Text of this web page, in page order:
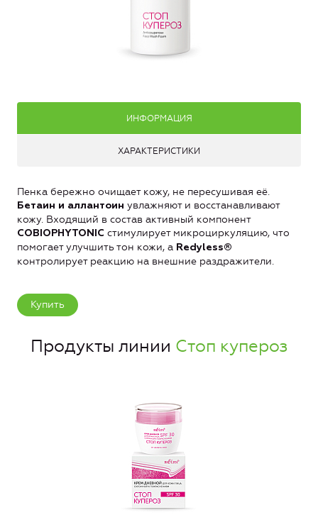
ИНФОРМАЦИЯ
ХАРАКТЕРИСТИКИ
Пенка бережно очищает кожу, не пересушивая её.
Бетаин и аллантоин увлажняют и восстанавливают
кожу. Входящий в состав активный компонент
COBIOPHYTONIC стимулирует микроциркуляцию, что
помогает улучшить тон кожи, а Redyless®
контролирует реакцию на внешние раздражители.
Купить
Продукты линии Стоп купероз